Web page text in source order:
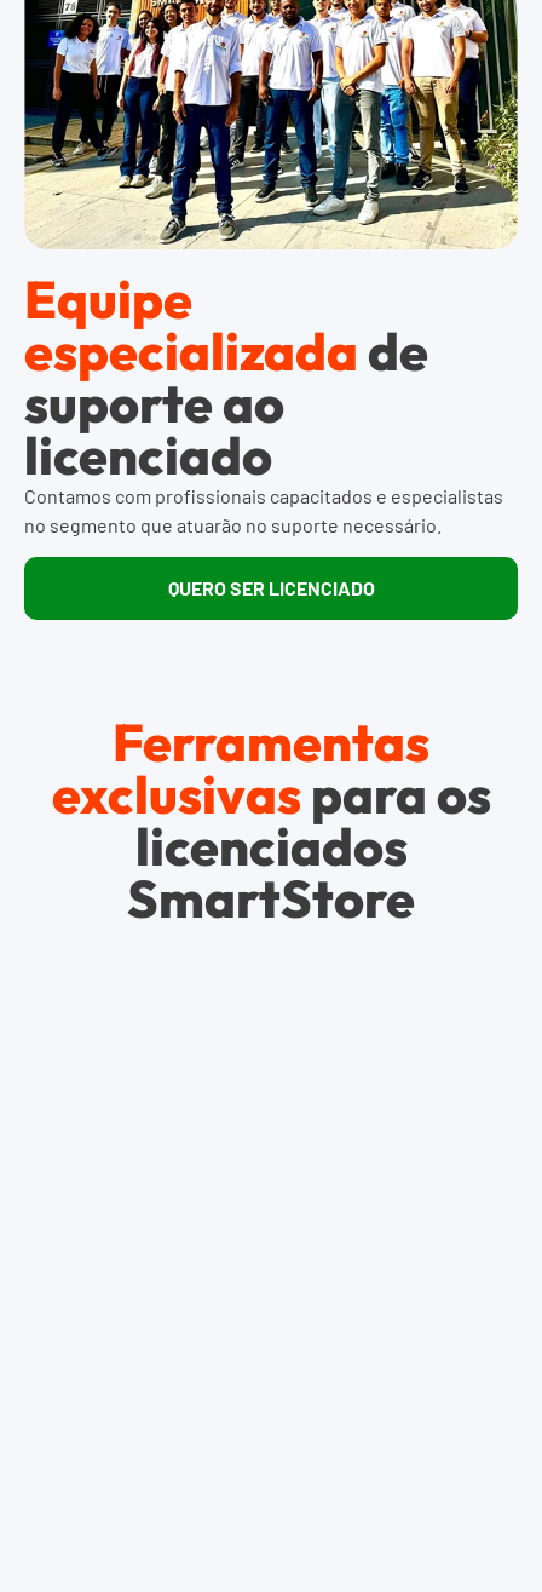
Equipe
especializada de
suporte ao
licenciado
Contamos com profissionais capacitados e especialistas
no segmento que atuarão no suporte necessário.
QUERO SER LICENCIADO
Ferramentas
exclusivaspara os
licenciados
SmartStore